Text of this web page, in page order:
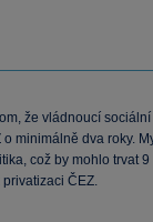
že vládnoucí
o minimálně dva roky.
což by mohlo trvat
ČEZ.